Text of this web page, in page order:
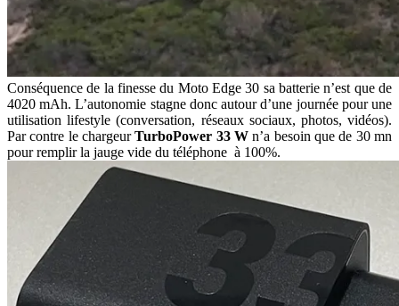
Conséquence de la finesse du Moto Edge 30 sa batterie n’est que de
4020 mAh. L’autonomie stagne donc autour d’une journée pour une
utilisation lifestyle (conversation, réseaux sociaux, photos, vidéos).
Par contre le chargeurTurboPower 33 W n’a besoin que de 30 mn
pour remplir la jauge vide du téléphone à 100%.